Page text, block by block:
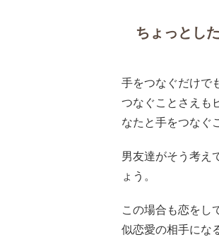
ちょっとし
手をつなぐだけで
つなぐことさえも
なたと手をつなぐ
男友達がそう考え
ょう。
この場合も恋をし
似恋愛の相手にな